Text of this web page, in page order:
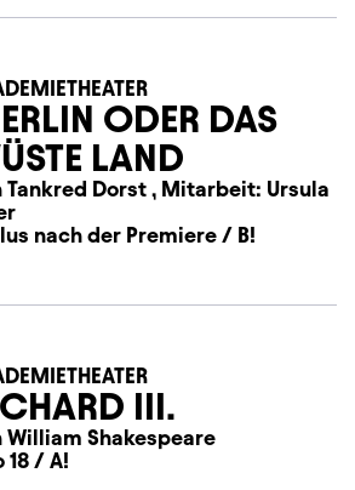
ODER DAS
LAND
Tankred Dorst , Mitarbeit: Ursula
nach der Premiere / B!
III.
William Shakespeare
18 / A!